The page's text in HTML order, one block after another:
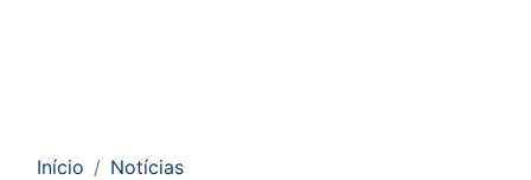
Início
Notícias